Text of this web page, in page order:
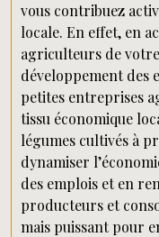
vous contribuez
locale. En effet, en
agriculteurs de
développement des
petites entreprises
tissu économique
légumes cultivés à
dynamiser
des emplois et en
producteurs et
mais puissant pour